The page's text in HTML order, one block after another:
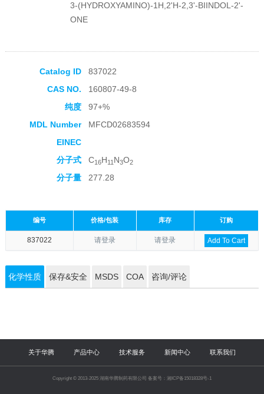
3-(HYDROXYAMINO)-1H,2'H-2,3'-BIINDOL-2'-
ONE
Catalog ID
837022
CAS NO.
160807-49-8
纯度
97+%
MDL Number
MFCD02683594
EINEC
分子式
C16H11 N3O2
分子量 277.28
编号 价格/包装 库存 订购
837022 请登录 请登录 Add To Cart
化学性质 保存&安全 MSDS COA 咨询/评论
关于华腾 产品中心 技术服务 新闻中心 联系我们
Copyright © 2013-2025 湖南华腾制药有限公司 备案号：湘ICP备15018328号-1